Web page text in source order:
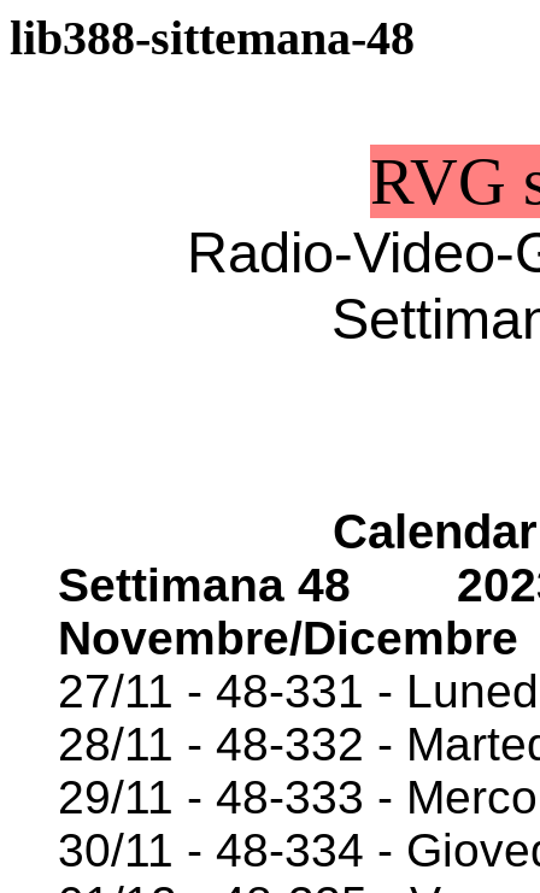
lib388-sittemana-48
RVG
Radio-Video-
Settimana 48
Novembre/Dicembre
27/11 - 48-331 -
28/11 - 48-332 -
29/11 - 48-333 -
30/11 - 48-334 -